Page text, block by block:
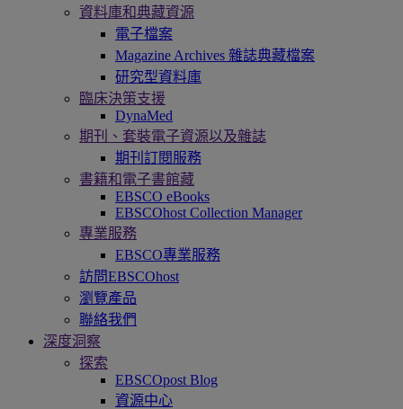
資料庫和典藏資源
電子檔案
Magazine Archives 雜誌典藏檔案
研究型資料庫
臨床決策支援
DynaMed
期刊、套裝電子資源以及雜誌
期刊訂閱服務
書籍和電子書館藏
EBSCO eBooks
EBSCOhost Collection Manager
專業服務
EBSCO專業服務
訪問EBSCOhost
瀏覽產品
聯絡我們
深度洞察
探索
EBSCOpost Blog
資源中心